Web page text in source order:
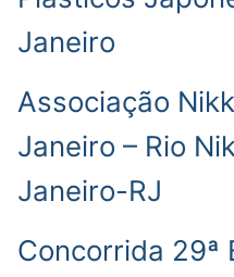
Janeiro
Associação
Janeiro – Rio
Janeiro-RJ
Concorrida 29ª